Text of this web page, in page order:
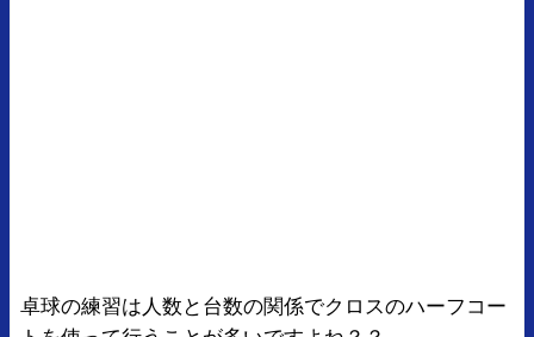
卓球の練習は人数と台数の関係でクロスのハーフコー